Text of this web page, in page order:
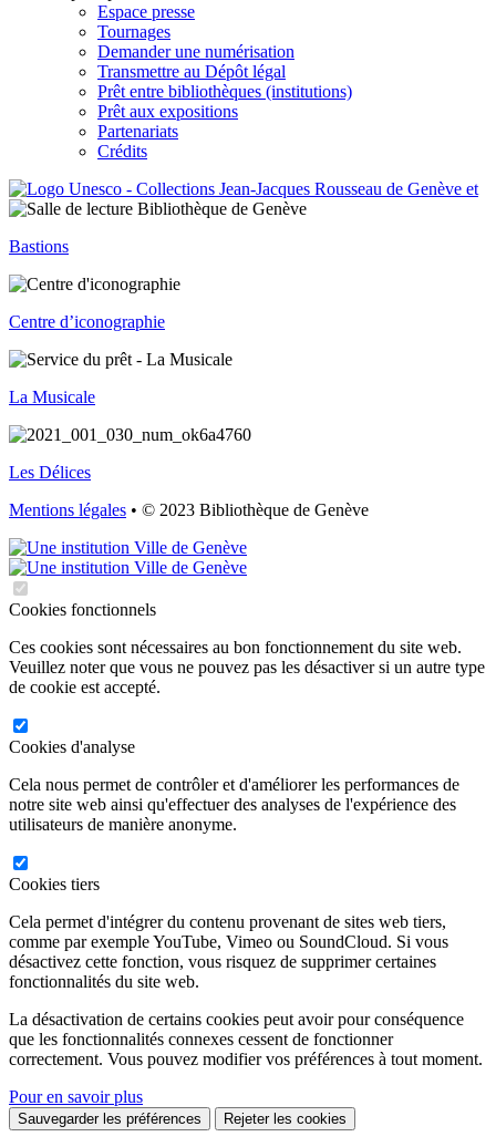
Espace presse
Tournages
Demander une numérisation
Transmettre au Dépôt légal
Prêt entre bibliothèques (institutions)
Prêt aux expositions
Partenariats
Crédits
Bastions
Centre d’iconographie
La Musicale
Les Délices
Mentions légales • © 2023 Bibliothèque de Genève
Cookies fonctionnels
Ces cookies sont nécessaires au bon fonctionnement du site web.
Veuillez noter que vous ne pouvez pas les désactiver si un autre type
de cookie est accepté.
Cookies d'analyse
Cela nous permet de contrôler et d'améliorer les performances de
notre site web ainsi qu'effectuer des analyses de l'expérience des
utilisateurs de manière anonyme.
Cookies tiers
Cela permet d'intégrer du contenu provenant de sites web tiers,
comme par exemple YouTube, Vimeo ou SoundCloud. Si vous
désactivez cette fonction, vous risquez de supprimer certaines
fonctionnalités du site web.
La désactivation de certains cookies peut avoir pour conséquence
que les fonctionnalités connexes cessent de fonctionner
correctement. Vous pouvez modifier vos préférences à tout moment.
Pour en savoir plus
Sauvegarder les préférences Rejeter les cookies